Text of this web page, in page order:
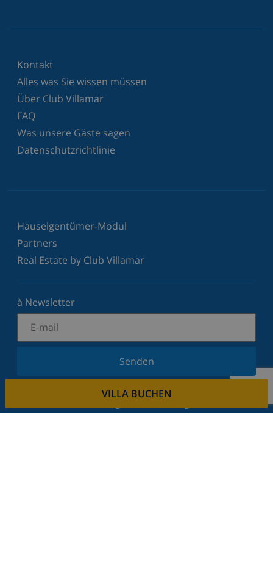
VILLA BUCHEN
Kontakt
Alles was Sie wissen müssen
Über Club Villamar
FAQ
Was unsere Gäste sagen
Datenschutzrichtlinie
Hauseigentümer-Modul
Partners
Real Estate by Club Villamar
à Newsletter
Senden
Melden Sie sich für unseren Newsletter an und
dem Laufenden. Wir respektieren Ihre Privatsphäre.